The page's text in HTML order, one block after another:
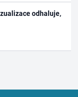
odhaluje,